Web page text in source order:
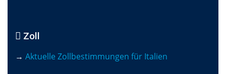
Zoll
→ Aktuelle Zollbestimmungen für Italien